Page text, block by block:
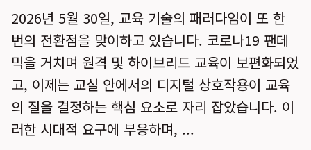
2026년 5월 30일, 교육 기술의 패러다임이 또 한
번의 전환점을 맞이하고 있습니다. 코로나19 팬데
믹을 거치며 원격 및 하이브리드 교육이 보편화되었
고, 이제는 교실 안에서의 디지털 상호작용이 교육
의 질을 결정하는 핵심 요소로 자리 잡았습니다. 이
러한 시대적 요구에 부응하며, ...